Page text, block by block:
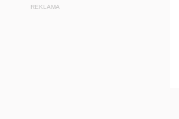
REKLAMA